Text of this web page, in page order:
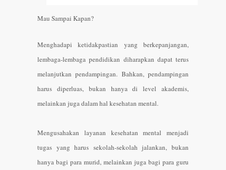
Mau Sampai Kapan?
Menghadapi ketidakpastian yang berkepanjangan,
lembaga-lembaga pendidikan diharapkan dapat terus
melanjutkan pendampingan. Bahkan, pendampingan
harus diperluas, bukan hanya di level akademis,
melainkan juga dalam hal kesehatan mental.
Mengusahakan layanan kesehatan mental menjadi
tugas yang harus sekolah-sekolah jalankan, bukan
hanya bagi para murid, melainkan juga bagi para guru